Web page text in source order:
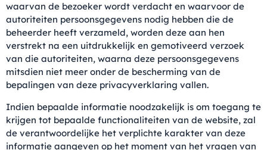
waarvan de bezoeker wordt verdacht en waarvoor de
autoriteiten persoonsgegevens nodig hebben die de
beheerder heeft verzameld, worden deze aan hen
verstrekt na een uitdrukkelijk en gemotiveerd verzoek
van die autoriteiten, waarna deze persoonsgegevens
mitsdien niet meer onder de bescherming van de
bepalingen van deze privacyverklaring vallen.
Indien bepaalde informatie noodzakelijk is om toegang te
krijgen tot bepaalde functionaliteiten van de website, zal
de verantwoordelijke het verplichte karakter van deze
informatie aangeven op het moment van het vragen van